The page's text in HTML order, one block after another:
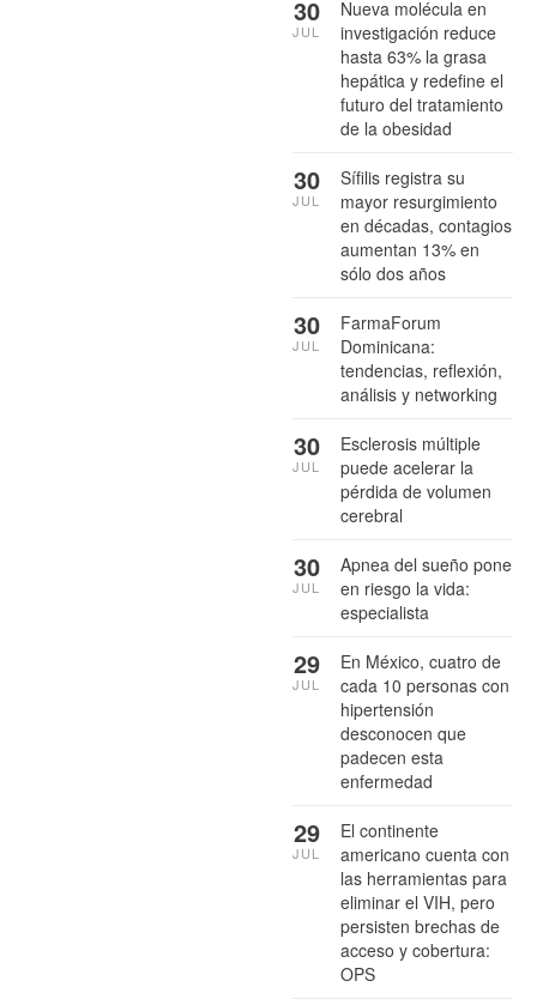
Nueva molécula en
investigación reduce
hasta 63% la grasa
hepática y redefine el
futuro del tratamiento
de la obesidad
30
JUL
Sífilis registra su
mayor resurgimiento
en décadas, contagios
aumentan 13% en
sólo dos años
30
JUL
FarmaForum
Dominicana:
tendencias, reflexión,
análisis y networking
30
JUL
Esclerosis múltiple
puede acelerar la
pérdida de volumen
cerebral
30
JUL
Apnea del sueño pone
en riesgo la vida:
especialista
30
JUL
En México, cuatro de
cada 10 personas con
hipertensión
desconocen que
padecen esta
enfermedad
29
JUL
El continente
americano cuenta con
las herramientas para
eliminar el VIH, pero
persisten brechas de
acceso y cobertura:
OPS
29
JUL